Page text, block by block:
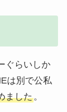
ぐらいしか
は別で公私
ました。